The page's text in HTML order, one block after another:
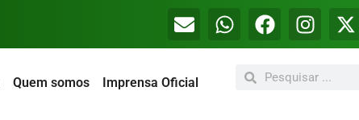
Quem somos Imprensa Oficial